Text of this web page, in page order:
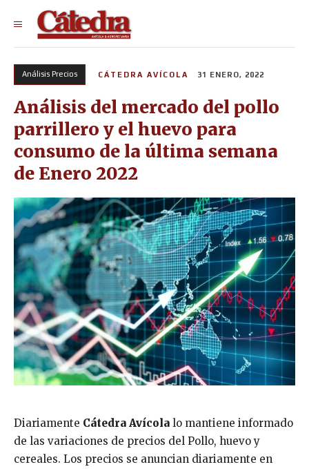
Análisis Precios CÁTEDRA AVÍCOLA 31 ENERO, 2022
Análisis del mercado del pollo
parrillero y el huevo para
consumo de la última semana
de Enero 2022
Diariamente Cátedra Avícola lo mantiene informado
de las variaciones de precios del Pollo, huevo y
cereales. Los precios se anuncian diariamente en